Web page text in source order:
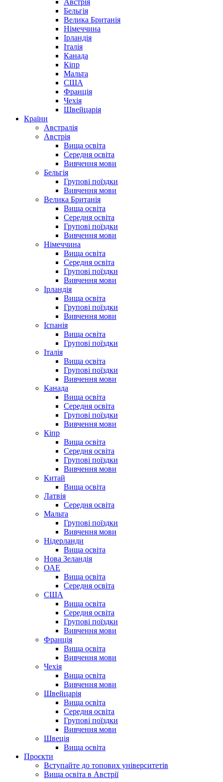
Австрія
Бельгія
Велика Британія
Німеччина
Ірландія
Італія
Канада
Кіпр
Мальта
США
Франція
Чехія
Швейцарія
Країни
Австралія
Австрія
Вища освіта
Середня освіта
Вивчення мови
Бельгія
Групові поїздки
Вивчення мови
Велика Британія
Вища освіта
Середня освіта
Групові поїздки
Вивчення мови
Німеччина
Вища освіта
Середня освіта
Групові поїздки
Вивчення мови
Ірландія
Вища освіта
Групові поїздки
Вивчення мови
Іспанія
Вища освіта
Групові поїздки
Італія
Вища освіта
Групові поїздки
Вивчення мови
Канада
Вища освіта
Середня освіта
Групові поїздки
Вивчення мови
Кіпр
Вища освіта
Середня освіта
Групові поїздки
Вивчення мови
Китай
Вища освіта
Латвія
Середня освіта
Мальта
Групові поїздки
Вивчення мови
Нідерланди
Вища освіта
Нова Зеландія
ОАЕ
Вища освіта
Середня освіта
США
Вища освіта
Середня освіта
Групові поїздки
Вивчення мови
Франція
Вища освіта
Вивчення мови
Чехія
Вища освіта
Вивчення мови
Швейцарія
Вища освіта
Середня освіта
Групові поїздки
Вивчення мови
Швеція
Вища освіта
Проєкти
Вступайте до топових університетів
Вища освіта в Австрії